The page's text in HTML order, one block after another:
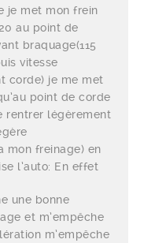
je met mon frein
au point de
braquage(115
vitesse
corde) je me met
point de corde
rentrer légèrement
mon freinage) en
l’auto: En effet
une bonne
et m’empêche
m’empêche